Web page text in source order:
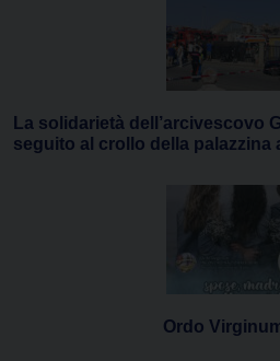
La solidarietà dell’arcivescovo
seguito al crollo della palazzina
Ordo